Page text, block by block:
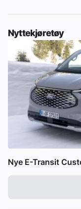
Nyttekjøretøy
Nye E-Transit